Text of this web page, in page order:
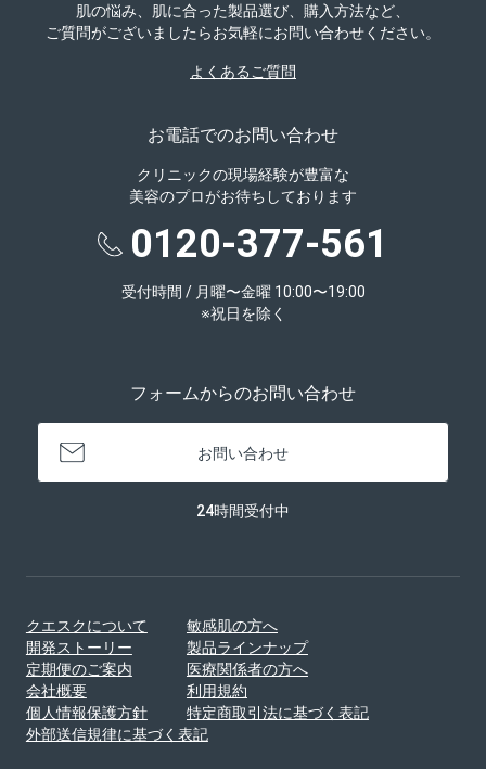
肌の悩み、肌に合った製品選び、購入方法など、
ご質問がございましたらお気軽にお問い合わせください。
よくあるご質問
お電話でのお問い合わせ
クリニックの現場経験が豊富な
美容のプロがお待ちしております
0120-377-561
受付時間 / 月曜〜金曜 10:00〜19:00
※祝日を除く
フォームからのお問い合わせ
お問い合わせ
24時間受付中
クエスクについて
敏感肌の方へ
開発ストーリー
製品ラインナップ
定期便のご案内
医療関係者の方へ
会社概要
利用規約
個人情報保護方針
特定商取引法に基づく表記
外部送信規律に基づく表記